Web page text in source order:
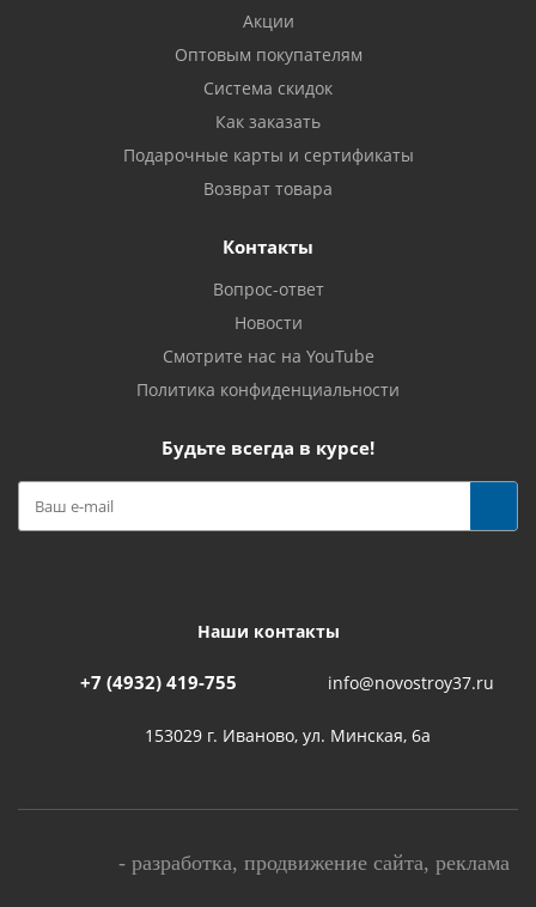
Акции
Оптовым покупателям
Система скидок
Как заказать
Подарочные карты и сертификаты
Возврат товара
Контакты
Вопрос-ответ
Новости
Смотрите нас на YouTube
Политика конфиденциальности
Будьте всегда в курсе!
Наши контакты
+7 (4932) 419-755 info@novostroy37.ru
153029 г. Иваново, ул. Минская, 6а
- разработка, продвижение сайта, реклама